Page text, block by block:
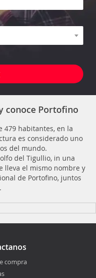
conoce Portofino
479 habitantes, en la
es considerado uno
del mundo.
del Tigullio, in una
lleva el mismo nombre y
de Portofino, juntos
compra